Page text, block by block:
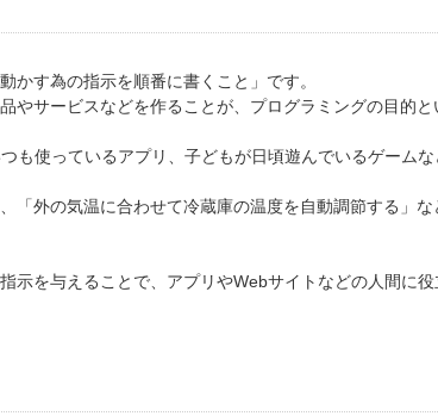
かす為の指示を順番に書くこと」です。
やサービスなどを作ることが、プログラミングの目的と
も使っているアプリ、子どもが日頃遊んでいるゲーム
「外の気温に合わせて冷蔵庫の温度を自動調節する」
示を与えることで、アプリやWebサイトなどの人間に